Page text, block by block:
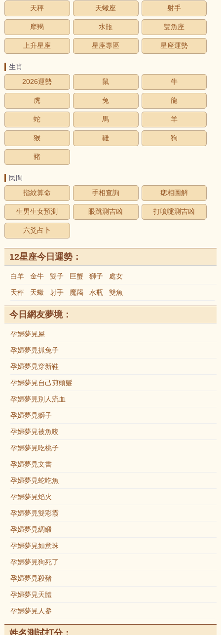
天秤 天蠍座 射手
摩羯 水瓶 雙魚座
上升星座 星座專區 星座運勢
生肖
2026運勢
鼠 牛
虎 兔 龍
蛇 馬 羊
猴 雞 狗
豬
民間
指紋算命
手相查詢 痣相圖解
生男生女預測 眼跳測吉凶 打噴嚏測吉凶
六爻占卜
12星座今日運勢：
白羊 金牛 雙子 巨蟹 獅子 處女
天秤 天蠍 射手 魔羯 水瓶 雙魚
今日網友夢境：
孕婦夢見屎
孕婦夢見抓兔子
孕婦夢見穿新鞋
孕婦夢見自己剪頭髮
孕婦夢見別人流血
孕婦夢見獅子
孕婦夢見被魚咬
孕婦夢見吃桃子
孕婦夢見文書
孕婦夢見蛇吃魚
孕婦夢見焰火
孕婦夢見雙彩霞
孕婦夢見綢緞
孕婦夢見如意珠
孕婦夢見狗死了
孕婦夢見殺豬
孕婦夢見天體
孕婦夢見人參
姓名測試打分：